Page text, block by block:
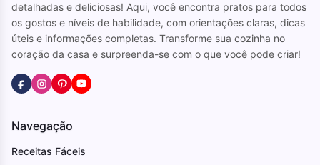
detalhadas e deliciosas! Aqui, você encontra pratos para todos
os gostos e níveis de habilidade, com orientações claras, dicas
úteis e informações completas. Transforme sua cozinha no
coração da casa e surpreenda-se com o que você pode criar!
Navegação
Receitas Fáceis